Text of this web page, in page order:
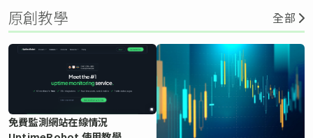
原創教學 全部
免費監測網站在線情況